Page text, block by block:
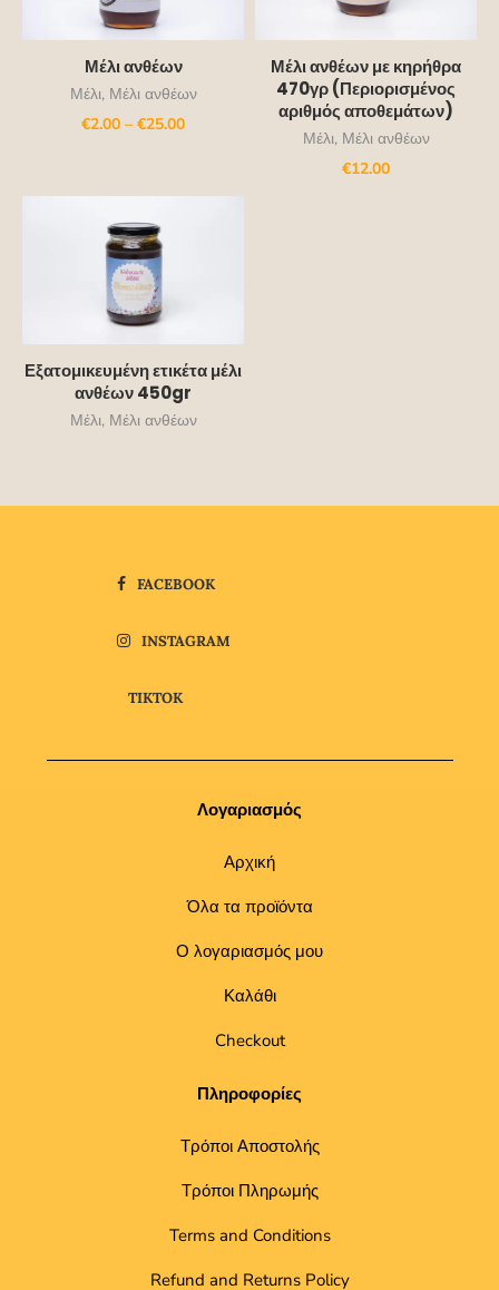
Μέλι ανθέων
Μέλι, Μέλι ανθέων
€2.00 – €25.00
Μέλι ανθέων με κηρήθρα
470γρ (Περιορισμένος
αριθμός αποθεμάτων)
Μέλι, Μέλι ανθέων
€12.00
Εξατομικευμένη ετικέτα μέλι
ανθέων 450gr
Μέλι, Μέλι ανθέων
FACEBOOK
INSTAGRAM
TIKTOK
Λογαριασμός
Αρχική
Όλα τα προϊόντα
Ο λογαριασμός μου
Καλάθι
Checkout
Πληροφορίες
Τρόποι Αποστολής
Τρόποι Πληρωμής
Terms and Conditions
Refund and Returns Policy